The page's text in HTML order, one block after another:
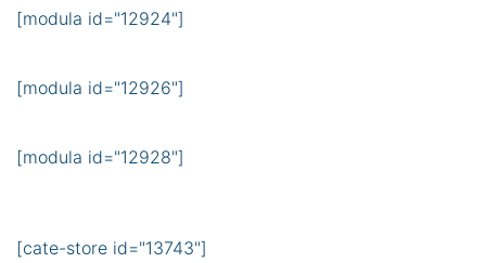
[modula id="12924"]
[modula id="12926"]
[modula id="12928"]
[cate-store id="13743"]